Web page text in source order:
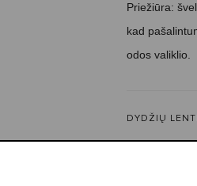
Priežiūra:
kad
odos valiklio.
DYDŽIŲ
PRIEŽIŪROS